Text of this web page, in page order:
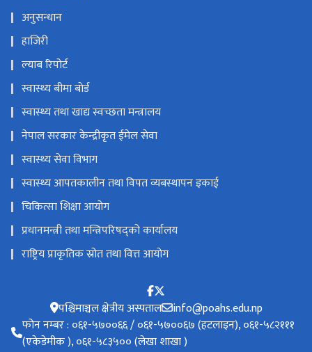
अनुसन्धान
हाजिरी
ल्याब रिपोर्ट
स्वास्थ्य बीमा बाेर्ड
स्वास्थ्य तथा खाद्य स्वच्छता मन्त्रालय
नेपाल सरकार केन्द्रीकृत ईमेल सेवा
स्वास्थ्य सेवा विभाग
स्वास्थ्य आपतकालीन तथा विपत व्यबस्थापन इकाई
चिकित्सा शिक्षा आयोग
प्रधानमन्त्री तथा मन्त्रिपरिषद्को कार्यालय
राष्ट्रिय प्राकृतिक स्रोत तथा वित्त आयोग
पश्चिमाञ्चल क्षेत्रीय अस्पताल info@poahs.edu.np
फोन नम्बर : ०६१-५७००६६ / ०६१-५७००६७ (हटलाइन), ०६१-५८२१११
(एकेडेमीक ), ०६१-५८३५०० (लेखा शाखा )